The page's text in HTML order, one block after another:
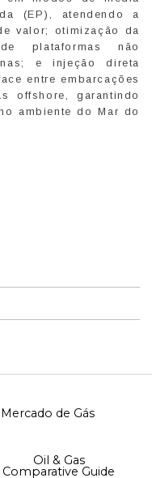
(EP), atendendo a
valor; otimização da
plataformas não
e injeção direta
entre embarcações
offshore, garantindo
ambiente do Mar do
Mercado de Gás
Oil & Gas
Comparative Guide